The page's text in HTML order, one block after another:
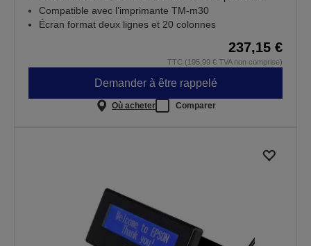
Compatible avec l’imprimante TM-m30
Écran format deux lignes et 20 colonnes
237,15 €
TTC (195,99 € TVA non comprise)
Demander à être rappelé
Où acheter Comparer